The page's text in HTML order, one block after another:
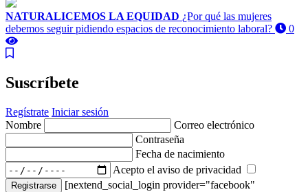
NATURALICEMOS LA EQUIDAD ¿Por qué las mujeres
debemos seguir pidiendo espacios de reconocimiento laboral?
0
Suscríbete
Regístrate Iniciar sesión
Nombre
Correo electrónico
Contraseña
Fecha de nacimiento
Acepto el aviso de privacidad
Registrarse
[nextend_social_login provider="facebook"